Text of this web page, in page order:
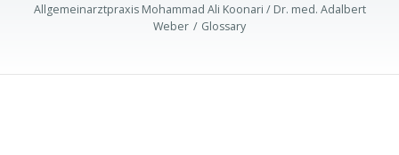
Allgemeinarztpraxis Mohammad Ali Koonari / Dr. med. Adalbert
Weber
Glossary